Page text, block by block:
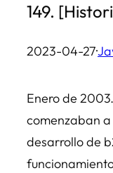
149.
2023-04-27·
Enero de
comenzaban
desarrollo de